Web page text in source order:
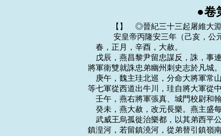
●卷
　　【】　◎晉紀三十三起屠維大淵獻，盡上章困敦，凡二年。
    　　 安皇帝丙隆安三年（己亥，公元三三九年）
    春，正月，辛酉，大赦。
    戊辰，燕昌黎尹留忠謀反，誅，事連尚書令東陽公根、尚書段成，皆坐死；遣中衛
將軍衛雙就誅忠弟幽州刺史志於凡城。以衛將軍平原公元為司徒、尚書令。
    庚午，魏主珪北巡，分命大將軍常山王遵等三軍東道出長川，鎮北將軍高涼王樂真
等七軍從西道出牛川，珪自將大軍從中道出駮髯水以襲高車。
    壬午，燕右將軍張真、城門校尉和翰坐謀反誅。
    癸未，燕大赦，改元長樂。燕主盛每十日一自決獄，不加拷掠，多得其情。
    武威王烏孤徙治樂都，以其弟西平公利鹿孤鎮安夷，廣武公辱檀鎮西平，叔父素渥
鎮湟河，若留鎮澆河，從弟替引鎮嶺南，洛回鎮廉川，從叔吐若留鎮浩亹；夷、夏俊傑，
隨才授任，內居顯位，外典郡縣，鹹得其宜。
    烏孤謂群臣曰：「隴右、河西，本數郡之地，遭亂分裂至十餘國，呂氏、乞伏氏、
段氏最強。今欲取之，三者何先？」楊統曰：「乞伏氏本吾之部落，終當服從。段氏書
生，無能為患，且結好於我，攻之不義。呂光衰耄，嗣子微弱，纂、弘雖有才而內相猜
忌，若使浩亹、廉川乘虛迭出，彼必疲於奔命，不過二年，兵勞民困，則姑臧可圖也。
姑臧舉，則二寇不待攻而服矣。」烏孤曰：「善。」
    二月，丁亥朔，魏軍大破高車二十餘部，獲七萬餘口，馬三十餘萬匹，牛羊百四十
餘萬頭。衛王儀別將三萬騎絕漠千餘里，破其七部，獲二萬餘口，馬五萬餘匹，牛羊二
萬餘頭。高車諸部大震。
    林邑王范達陷日南、九真，遂寇交趾，太守杜瑗擊破之。
    庚戌，魏徵虜將軍庾岳破張超於勃海，斬之。
    段業即涼王位，改元天璽。以沮渠蒙遜為尚書左丞，梁中庸為右丞。
    魏主珪大獵於牛川之南，以高車人為圍，周七百餘里；因驅其禽獸，南抵平城，使
高車築鹿苑，廣數十裡。三月，己未，珪還平城。
    甲子，珪分尚書三十六曹及外署，凡置三百六十曹，令八部大夫主之。吏部尚書崔
宏通署三十六曹，如令、僕統事。置五經博士，增國子太學生員合三千人。
    珪問博士李先曰：「天下何物最善，可以益人神智？」對曰：「莫若書籍。」珪曰：
「書籍凡有幾何，如何可集？」對曰：「自書契以來，世有滋益，以至於今，不可勝計。
苟人主所好，何憂不集！」珪從之，命郡縣大索書籍，悉送平城。
    初，秦王登之弟廣帥眾三千依南燕王德，德以為冠軍將軍，處之乞活堡。會熒惑守
東井，或言秦當復興，廣乃自稱為秦王，擊南燕北地王鐘，破之。是時，滑台孤弱，土
無十城，眾不過一萬，鐘既敗，附德者多去德而附廣。德乃留魯陽王和守滑台，自帥眾
討廣，斬之。
    燕主寶之至黎陽也，魯陽王和長史李辨勸和納之，和不從。辨懼，故潛引晉軍至管
城，欲因德出戰而作亂。既而德不出，辨愈不自安。及德討苻廣，辨復勸和反。和不從，
辨乃殺和，以滑台降魏。魏行台尚書和跋在鄴，帥輕騎自鄴赴之。既至，辨悔之，閉門
拒守。跋使尚書郎鄧暉說之，辨乃開門內跋，跋悉收德宮人府庫。德遣兵擊跋，跋逆擊，
破之，又破德將桂陽王鎮，俘獲千餘人。陳、穎之民多附於魏。
    南燕右衛將軍慕容雲斬李辨，帥將士家屬二萬餘口出滑台赴德。德欲攻滑台，韓范
曰；「向也魏為客，吾為主人；今也吾為客，魏為主人。人心危懼，不可復戰，不如先
據一方，自立基本，乃圖進取。」張華曰：「彭城，楚之舊都，可攻而據之。」北地王
鐘等皆勸德攻滑台。尚書潘聰曰：「滑台四通八達之地，北有魏，南有晉，西有秦，居
之未嘗一日安也。彭城土曠人稀，平夷無險，且晉之舊鎮，未易可取。又密邇江、淮，
夏秋多水。乘舟而戰者，吳之所長，我之所短也。青州沃野二千里，精兵十餘萬，左有
負海之饒，右有山河之固，廣固城曹嶷所築，地形阻峻，足為帝王之都。三齊英傑，思
得明主以立功於世久矣。辟閭渾昔為燕臣，今宜遣辨士馳說於前，大兵繼踵於後，若其
不服，取之如拾芥耳。既得其地，然後閉關養銳，伺隙而動，此乃陛下之關中、河內
也。」德猶豫未決。沙門竺朗素善占候，德使牙門蘇撫問之，朗曰：「敬覽三策，潘尚
書之議，興邦之言也。且今歲之初，彗星起奎、婁，掃虛、危；彗者，除舊布新之象，
奎、婁為魯，虛、危為齊。宜先取兗州，巡撫琅邪，至秋乃北徇齊地，此天道也。」撫
又密問以年世，朗以《周易》筮之曰：「燕衰庚戌，年則一紀，世則及子。」撫還報德，
德乃引師而南，兗州北鄙諸郡縣皆降之。德置守宰以撫之，禁軍士無得虜掠。百姓大悅，
牛酒屬路。
    丙子，魏主珪遣建義將軍庾真、越騎校尉奚斤擊庫狄、宥連、侯莫陳三部，皆破之，
追奔至大峨谷，置戍而還。
    己卯，追尊帝所生母陳夫人為德皇太后。
    夏，四月，鮮卑疊掘河內帥戶五千降於西秦。西秦王乾歸以河內為疊掘都統，以宗
女妻之。
    甲午，燕大赦。
    會稽王道子有疾，且無日不醉。世子元顯知朝望去之，乃諷朝廷解道子司徒、揚州
刺史。乙未，以元顯為揚州刺史。道子醒而後知之，大怒，無如之何。元顯以廬江太守
會稽張法順為謀主，多引樹親黨，朝貴皆畏事之。
    燕散騎常侍餘超、左將軍高和等坐謀反誅。
    涼太子紹、太原公纂將兵伐北涼，北涼王業求救於武威王烏孤，烏孤遣驃騎大將軍
利鹿孤及楊軌救之。業將戰，沮渠蒙遜諫曰：「楊軌恃鮮卑之強，有窺窬之志，紹、纂
深入，置兵死地，不可敵也。今不戰則有泰山之安，戰則有累卵之危。」業從之，案兵
不戰。紹、纂引兵歸。
    六月，烏孤以利鹿孤為涼州牧，鎮西平，召車騎大將軍辱檀入錄府國事。
    會稽世子元顯自以少年，不欲頓居重任；戊子，以琅邪王德文為司徒。
    魏前河間太守范陽盧溥帥其部曲數千家，就食漁陽，遂據有數郡。秋，七月，己未，
燕主盛遣使拜溥幽州刺史。
    辛酉，燕主盛下詔曰：「法例律，公侯有罪，得以金帛贖，此不足以懲惡而利於王
府，甚無謂也。自今皆令立功以自贖。勿復輸金帛。
    西秦丞相南川宣公出連乞都卒。
    秦齊公崇、鎮東將軍楊佛嵩寇洛陽，河南太守隴西辛恭靖嬰城固守。雍州刺史楊佺
期遣使求救於魏常山王遵，魏主珪以散騎侍郎西河張濟為遵從事中郎以報之。佺期問於
濟曰：「魏之伐中山，戎士幾何？」濟曰：「四十餘萬」。佺期曰：「以魏之強，小羌
不足滅也。且晉之與魏，本為一家，今既結好，義無所隱。此間兵弱糧寡，洛陽之救，
恃魏而已。若其保全，必有厚報；若其不守，與其使羌得之，不若使魏得之。」濟還報。
八月，珪遣太尉穆崇將六萬騎往救之。
    燕遼西太守李朗在郡十年，威行境內，恐燕主盛疑之，累征不赴。以其家在龍城，
未敢顯叛，陰召魏兵，許以郡降魏；遣使馳詣龍城，廣張寇勢。盛曰：「此必詐也。」
召使者詰問，果無事實。盛盡滅朗族，丁酉，遣輔國將軍李旱討之。
    初，魏奮武將軍張袞以才謀為魏主珪所信重，委以腹心。珪問中州士人於袞，袞薦
盧溥及崔逞，珪皆用之。
    珪圍中山，久未下，軍食乏，問計於群臣。逞為御史中丞，對曰：「桑椹可以佐糧。
飛鴞食椹而改音，詩人所稱也。」珪雖用其言，聽民以椹當租，然以逞為侮慢，心銜之。
秦人寇襄陽，雍州刺史郗恢以書求救於魏常山王遵曰：「覽兄虎步中原。」珪以恢無君
臣之禮，命袞及逞為復書，必貶其主。兗、逞謂帝為貴主，珪怒曰：「命汝貶之，而謂
之『貴主』，何如『賢兄』也！」逞之降魏也，以天下方亂，恐我復遺種，使其妻張氏
與四子留冀州，逞獨與幼子賾詣平城，所留妻子遂奔南燕。珪並以是責逞，賜逞死。盧
溥受燕爵命，侵掠魏郡縣，殺魏幽州刺史封沓干。珪謂袞所舉皆非其人，黜袞為尚書令
史。袞乃闔門不通人事，惟手校經籍，歲餘而終。
    燕主寶之敗也，中書令、民部尚書封懿降於魏。珪以懿為給事黃門侍郎、都坐大官。
珪問懿以燕氏舊事，懿應對疏慢，亦坐廢於家。
    武威王禿髮烏孤醉，走馬傷脅而卒，遺令立長君。國人立其弟利鹿孤，謚烏孤曰武
王，廟號列祖。利鹿孤大赦，徙治西平。
    南燕王德遣使說幽州刺史辟閭渾，欲下之，渾不從。德遣北地王鐘帥步騎二萬擊之，
德進據琅邪，徐、兗之民歸附者十餘萬。德自琅邪引兵而北，以南海王法為兗州刺史，
鎮梁父。進攻莒城，守將任安委城走。德以潘聰為徐州刺史，鎮莒城。蘭汗之亂，燕吏
部尚書封孚南奔辟閭渾，渾表為勃海太守；及德至，孚出降，德大喜曰：「孤得青州不
為喜，喜得卿耳！」遂委以機密。北地王鐘傳檄青州諸郡，諭以禍福，辟閭渾徙八千餘
家入守廣固，遣司馬崔誕戊薄荀固，平原太守張豁戌柳泉；誕、豁承檄皆降於德。渾懼，
攜妻子奔魏，德遣射聲校尉劉綱追之，及於莒城，斬之。渾子道秀自詣德，請與父俱死。
德曰：「父雖不忠，而子能孝。」特赦之。渾參軍張瑛為渾作檄，辭多不遜，德執而讓
之。瑛神色自若，徐曰：「渾之有臣，猶韓信之有蒯通。通遇漢祖而生，臣遭陛下而死。
比之古人，竊為不幸耳！」德殺之。遂定都廣固。
    燕李旱行至建安，燕主盛急召之，君臣莫測其故。九月，辛未，復遣之。李朗聞其
家被誅，擁二千餘戶以自固；及聞旱還，謂有內變，不復設備，留其子養守令支，自迎
魏師於北平。壬子，旱襲令支，克之，遣廣威將軍孟廣平追及朗於無終，斬之。
    秦主興以災異屢見，降號稱王，下詔令群公、卿士、將牧、守宰各降一等；大赦，
改元弘始。存問孤貧，舉拔賢俊，簡省法令，清察獄訟，守令之有政跡者賞之，貪殘者
誅之，遠近肅然。
    冬，十月，甲午，燕中衛將軍衛雙有罪，賜死。李旱還，聞雙死，懼，棄軍而亡，
至板陘，復還歸罪。燕主盛復其爵位，謂侍中孫勍曰：「旱為將而棄軍，罪在不赦。然
昔先帝蒙塵，骨肉離心，公卿失節，惟旱以宦者忠勤不懈，始終如一，故吾念其功而赦
之耳。
    辛恭靖固守百餘日，魏救未至，秦兵拔洛陽，獲恭靖。恭靖見秦王興，不拜，曰：
「吾不為羌賊臣！」興囚之，恭靖逃歸。自淮、漢以北，諸城多請降，送任於秦。
    魏主珪以穆崇為豫州刺史，鎮野王。
    會稽世子元顯，性苛刻，生殺任意；發東土諸郡免奴為客者，號曰樂屬，移置京師，
以充兵役，東土囂然苦之。
    孫恩因民心騷動，自海島帥其黨殺上虞令，遂攻會稽。會稽內史王凝之，羲之之子
也，世奉天師道，不出兵，亦不設備，日於道室稽顙跪咒。官屬請出兵討恩，凝之曰：
「我已請大道，借鬼兵守諸津要，各數萬，賊不足憂也。」及恩漸近，乃聽出兵，恩已
至郡下。甲寅，恩陷會稽，凝之出走，恩執而殺之，並其諸子。凝之妻謝道蘊，弈之女
也，聞寇至，舉措自若，命婢肩輿，抽刀出門，手殺數人，乃被執。吳國內史桓謙、臨
海太守新秦王崇、義興太守魏隱皆棄郡走。於是會稽謝金鹹，吳郡陸瑰、吳興丘尪、義
興許充之、臨海周冑、永嘉張永等及東陽、新安凡八郡人，一時起兵，殺長吏以應恩，
旬日之中，眾數十萬。吳興太守謝邈、永嘉太守司馬逸、嘉興公顧胤、南康公謝明慧、
黃門郎謝沖、張琨、中書郎孔道等皆為恩黨所殺。邈、沖，皆安之弟子也。時三吳承平
日久，民不習戰，故郡縣兵皆望風奔潰。恩據會稽，自稱征東將軍，逼人士為官屬，號
其黨曰「長生人」，民有不與之同者，戮及嬰孩，死者什七、八。醢諸縣令以食其妻子，
不肯食者，輒支解之。所過掠財物，燒邑屋，焚倉廩，刊木，堙井，相帥聚於會稽；婦
人有嬰兒不能去者，投於水中，曰：「賀汝先登仙堂，我當尋後就汝。」恩表會稽王道
子及世子元顯之罪，請誅之。
    自帝即位以來，內外乖異，石頭以南皆為荊、江所據，以西皆豫州所專，京口及江
北皆劉牢之及廣陵相同雅之所制，朝廷所行，惟三吳而已。及孫恩作亂，八郡皆為恩有，
畿內諸縣，盜賊處處蜂起，恩黨亦有潛伏在建康者，人情危懼。常慮竊發，於是內外戒
嚴。加道子黃鉞，元為領中軍將軍，命徐州刺史謝琰兼督吳興、義興軍事以討恩；劉牢
之亦發兵討恩，拜表輒行。
    西秦以金城太守辛靜為右丞相。
    十二月，甲午，燕燕郡太守高湖帥戶三千降魏。湖，泰之子也。
    丙午，燕主盛封弟淵為章武公，虔為博陵公，子定為遼西公。
    丁未，燕太后段氏卒，謚曰惠德皇後。
    謝琰擊斬許允之，迎魏隱還郡，進擊丘尪，破之，與劉牢之轉斗而前，所向輒克。
琰留屯烏程，遣司馬高素助牢之，進臨浙江。詔以牢之都督吳都諸軍事。
    初，彭城劉裕，生而母死，父翹僑居京口，家貧，將棄之。同郡劉懷敬之母，裕之
從母也，生懷敬未期，走往救之，斷懷敬乳而乳之。及長，勇健有大志。僅識文字，以
賣履為業，好樗蒲，為鄉閭所賤。劉牢之擊孫恩，引裕參軍事，使將數十人覘賊。遇賊
數千人，即迎擊之，從者皆死，裕墜岸下。賊臨岸欲下，裕奮長刀仰斫殺數人，乃得登
岸，仍大呼逐之，賊皆走，裕所殺傷甚眾。劉敬宣怪裕久不返，引兵尋之，見裕獨驅數
千人，鹹共歎息。因進擊賊，大破之，斬獲千餘人。
    初，恩聞八郡響應，謂其屬曰：「天下無復事矣，當與諸君朝服至建康。」既而聞
牢之臨江，曰：「我割浙江以東，不失作句踐！」戊申，牢之引兵濟江，恩聞之，曰：
「孤不羞走。」遂驅男女二十餘萬口東走，多棄寶物、子女於道，官軍競取之，恩由是
得脫，復逃入海島。高素破恩黨於山陰，斬恩所署吳郡太守陸瑰、吳興太守丘尪、餘姚
令吳興沈穆夫。
    東土遭亂，企望官軍之至，既而牢之等縱軍士暴掠，士民失望，郡縣城中無復人跡，
月餘乃稍有還者。朝廷憂恩復至，以謝琰為會稽太守、都督五郡軍事，帥徐州文武戍海
浦。
    以元顯錄尚書事。時人謂道子為東錄，元顯為西錄；西府車騎填湊，東第門可張羅
矣。元顯無良師友，所親信者率皆佞諛之人，或以為一時英傑，或以為風流名士。由是
元顯日益驕侈，諷禮官立議，以己德隆望重，既錄百揆，百揆皆應盡敬。於是公卿以下，
見元顯皆拜。時軍旅數起，國用虛竭，自司徒以下，日廩七升，而元顯聚斂不已，富逾
帝室。
    殷仲堪恐桓玄跋扈